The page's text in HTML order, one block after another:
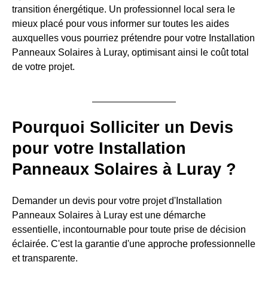
transition énergétique. Un professionnel local sera le
mieux placé pour vous informer sur toutes les aides
auxquelles vous pourriez prétendre pour votre Installation
Panneaux Solaires à Luray, optimisant ainsi le coût total
de votre projet.
Pourquoi Solliciter un Devis
pour votre Installation
Panneaux Solaires à Luray ?
Demander un devis pour votre projet d'Installation
Panneaux Solaires à Luray est une démarche
essentielle, incontournable pour toute prise de décision
éclairée. C'est la garantie d'une approche professionnelle
et transparente.